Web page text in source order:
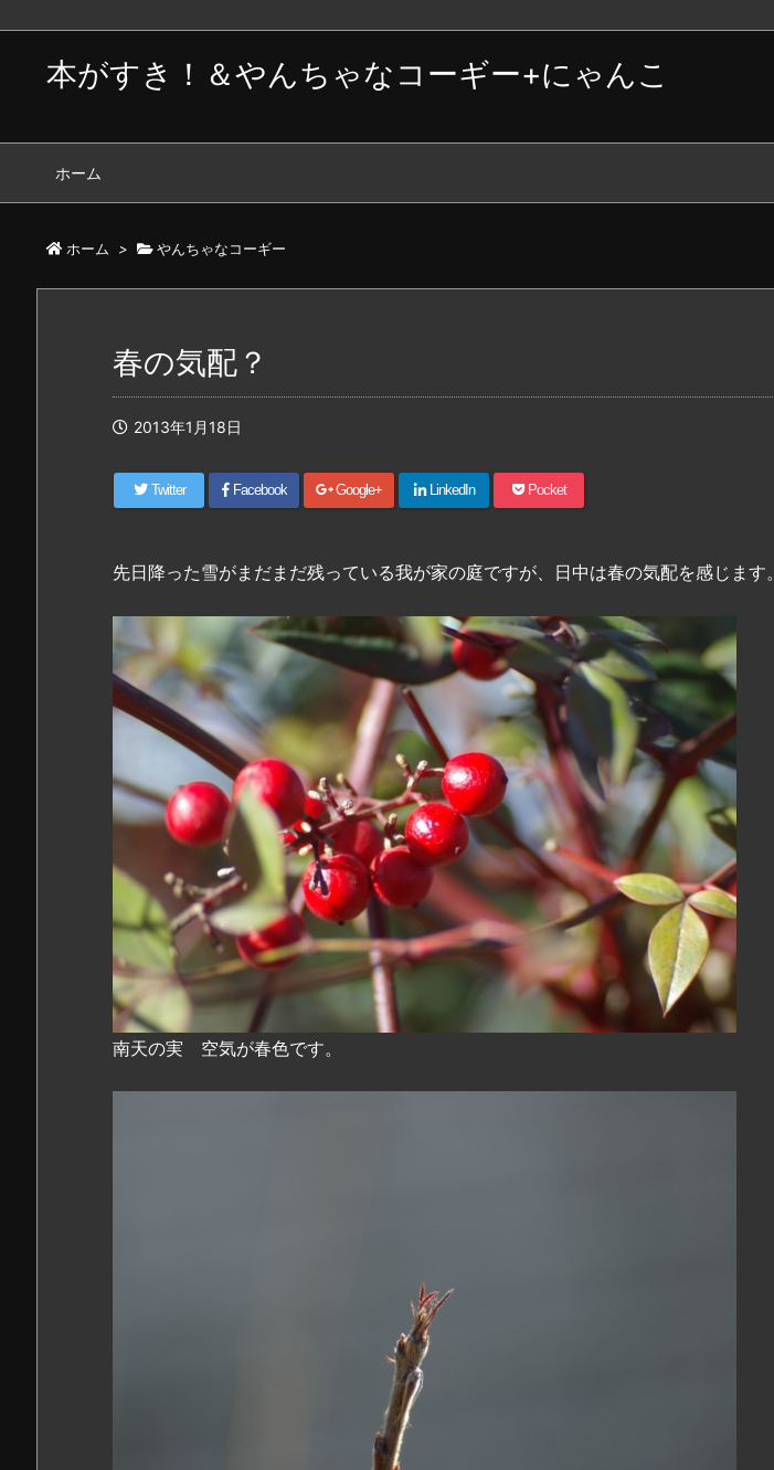
本がすき！＆やんちゃなコーギー+にゃんこ
ホーム
ホーム > やんちゃなコーギー
春の気配？
2013年1月18日
Twitter Facebook Google+ LinkedIn Pocket
先日降った雪がまだまだ残っている我が家の庭ですが、日中は春の気配を感じます。
南天の実 空気が春色です。